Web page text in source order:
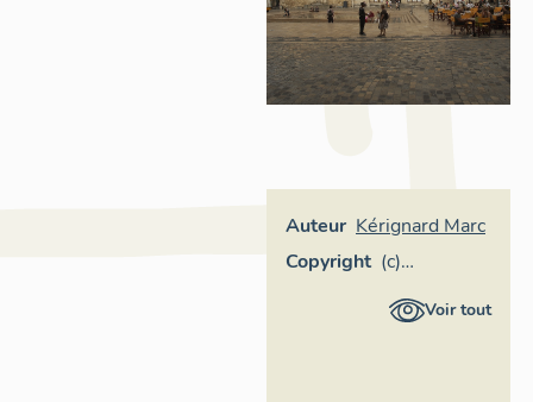
Auteur Kérignard Marc
Copyright (c)
InventaireVoir tout